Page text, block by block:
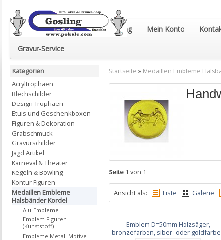
Euro-Pokale & Gravur-Shop Gosling Mein Konto
Gravur-Service
Startseite » Medaillen Embleme
Seite 1 von 1
Ansicht als: Liste Galerie
Emblem D=50mm Holzsäger,
bronzefarben, siber- oder
Kategorien
Acryltrophäen
Blechschilder
Design Trophäen
Etuis und Geschenkboxen
Figuren & Dekoration
Grabschmuck
Gravurschilder
Jagd Artikel
Karneval & Theater
Kegeln & Bowling
Kontur Figuren
Medaillen Embleme
Halsbänder Kordel
Alu-Embleme
Emblem Figuren
(Kunststoff)
Embleme Metall Motive